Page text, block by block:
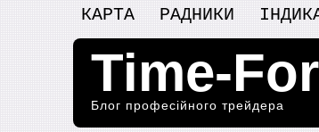
КАРТА РАДНИКИ
Time-
Блог професійного трейдера